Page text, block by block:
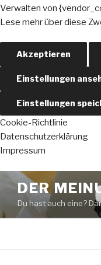
Verwalten von
Lese mehr über diese
Akzeptieren
Einstellungen
Einstellungen
Cookie-Richtlinie
Datenschutzerklärung
Impressum
Zum
Inhalt
springen
DER
Du hast auch eine?